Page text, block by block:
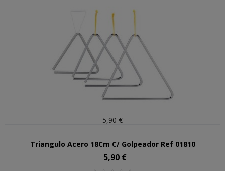
5,90 €
Triangulo Acero 18Cm C/ Golpeador Ref 01810
Precio
5,90 €